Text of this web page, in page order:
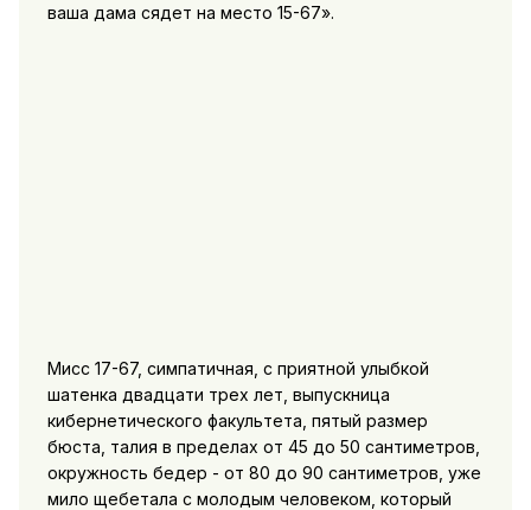
ваша дама сядет на место 15-67».
Мисс 17-67, симпатичная, с приятной улыбкой
шатенка двадцати трех лет, выпускница
кибернетического факультета, пятый размер
бюста, талия в пределах от 45 до 50 сантиметров,
окружность бедер - от 80 до 90 сантиметров, уже
мило щебетала с молодым человеком, который